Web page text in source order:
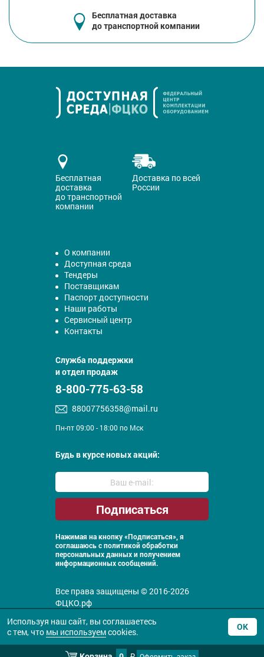
Бесплатная доставка
до транспортной компании
Бесплатная
доставка
до транспортной
компании
Доставка по всей
России
О компании
Доступная среда
Тендеры
Поставщикам
Паспорт доступности
Наши работы
Сервисный центр
Контакты
Служба поддержки
и отдел продаж
8-800-775-63-58
88007756358@mail.ru
Пн-пт 09:00 - 18:00 по Мск
Будь в курсе новых акций:
Нажимая на кнопку «Подписаться», я
соглашаюсь с политикой обработки
персональных данных и получением
информационных сообщений.
Все права защищены © 2016-2026
ФЦКО.рф
Используя наш сайт, вы соглашаетесь
с тем, что мы используемcookies. ОК